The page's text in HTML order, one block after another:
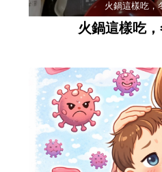
火鍋這樣吃，
火鍋這樣吃